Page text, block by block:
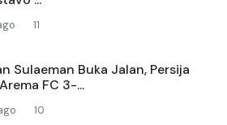
11
Sulaeman Buka Jalan, Persija
FC 3-...
10